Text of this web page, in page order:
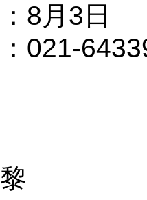
8月3日